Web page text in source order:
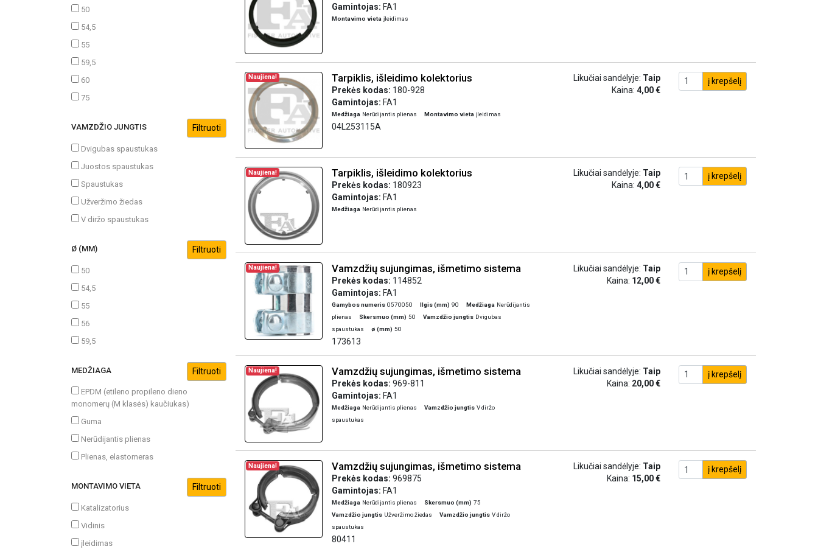
50
54,5
55
59,5
60
75
VAMZDŽIO JUNGTIS
Dvigubas spaustukas
Juostos spaustukas
Spaustukas
Užveržimo žiedas
V diržo spaustukas
Ø (MM)
50
54,5
55
56
59,5
MEDŽIAGA
EPDM (etileno propileno dieno
monomerų (M klasės) kaučiukas)
Guma
Nerūdijantis plienas
Plienas, elastomeras
MONTAVIMO VIETA
Katalizatorius
Vidinis
įleidimas
Gamintojas: FA1
Montavimo vieta įleidimas
Naujiena! Tarpiklis, išleidimo kolektorius
Prekės kodas: 180-928
Gamintojas: FA1
Medžiaga Nerūdijantis plienas Montavimo vieta įleidimas
04L253115A
Likučiai sandėlyje: Taip
Kaina: 4,00 €
į krepšelį
Naujiena! Tarpiklis, išleidimo kolektorius
Prekės kodas: 180923
Gamintojas: FA1
Medžiaga Nerūdijantis plienas
Likučiai sandėlyje: Taip
Kaina: 4,00 €
į krepšelį
Naujiena! Vamzdžių sujungimas, išmetimo sistema
Prekės kodas: 114852
Gamintojas: FA1
Gamybos numeris 0570050 Ilgis (mm) 90 Medžiaga Nerūdijantis
plienas
Skersmuo (mm) 50 Vamzdžio jungtis Dvigubas
spaustukas
ø (mm) 50
173613
Likučiai sandėlyje: Taip
Kaina: 12,00 €
į krepšelį
Naujiena! Vamzdžių sujungimas, išmetimo sistema
Prekės kodas: 969-811
Gamintojas: FA1
Medžiaga Nerūdijantis plienas Vamzdžio jungtis V diržo
spaustukas
Likučiai sandėlyje: Taip
Kaina: 20,00 €
į krepšelį
Naujiena! Vamzdžių sujungimas, išmetimo sistema
Prekės kodas: 969875
Gamintojas: FA1
Medžiaga Nerūdijantis plienas Skersmuo (mm) 75
Vamzdžio jungtis Užveržimo žiedas Vamzdžio jungtis V diržo
spaustukas
80411
Likučiai sandėlyje: Taip
Kaina: 15,00 €
į krepšelį